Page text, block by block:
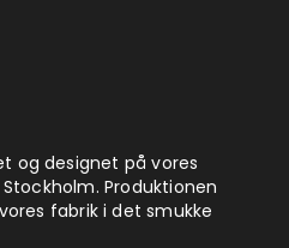
og designet på vores
Produktionen
fabrik i det smukke